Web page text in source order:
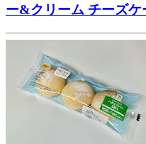
ー&クリーム チーズケ